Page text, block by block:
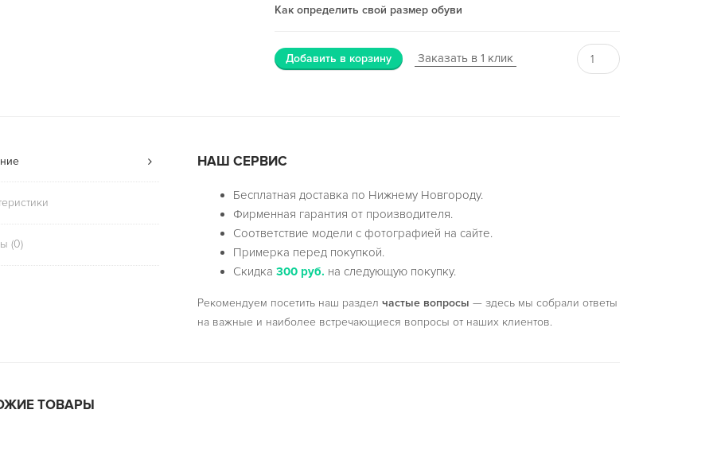
Как определить свой размер обуви
Добавить в корзину Заказать в 1 клик
(0)
НАШ СЕРВИС
Бесплатная доставка по Нижнему Новгороду.
Фирменная гарантия от производителя.
Соответствие модели с фотографией на сайте.
Примерка перед покупкой.
Скидка300 руб. на следующую покупку.
Рекомендуем посетить наш разделчастые вопросы — здесь мы собрали ответы
на важные и наиболее встречающиеся вопросы от наших клиентов.
ТОВАРЫ